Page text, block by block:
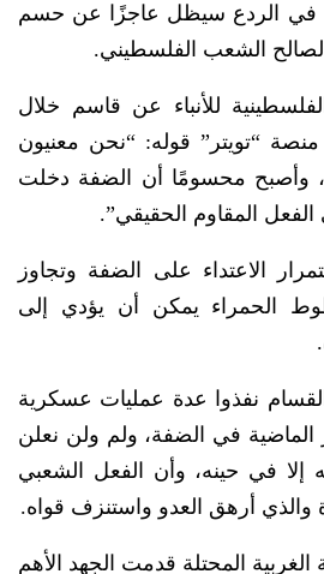
في الردع سيظل عاجزًا عن حسم
الشعب الفلسطيني.
للأنباء عن قاسم خلال
منصة “تويتر” قوله: “نحن معنيون
وأصبح محسومًا أن الضفة دخلت
المقاوم الحقيقي”.
الاعتداء على الضفة وتجاوز
الحمراء يمكن أن يؤدي إلى
نفذوا عدة عمليات عسكرية
الماضية في الضفة، ولم ولن نعلن
إلا في حينه، وأن الفعل الشعبي
والذي أرهق العدو واستنزف قواه.
المحتلة قدمت الجهد الأهم